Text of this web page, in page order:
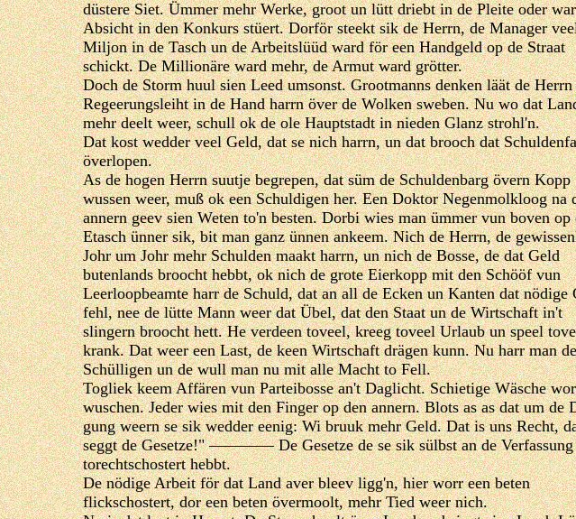
düstere Siet. Ümmer mehr Werke, groot un lütt driebt in de Pleite oder
Absicht in den Konkurs stüert. Dorför steekt sik de Herrn, de Manager
Miljon in de Tasch un de Arbeitslüüd ward för een Handgeld op de Straat
schickt. De Millionäre ward mehr, de Armut ward grötter.
Doch de Storm huul sien Leed umsonst. Grootmanns denken läät de Herrn
Regeerungsleiht in de Hand harrn över de Wolken sweben. Nu wo dat
mehr deelt weer, schull ok de ole Hauptstadt in nieden Glanz strohl'n.
Dat kost wedder veel Geld, dat se nich harrn, un dat brooch dat
överlopen.
As de hogen Herrn suutje begrepen, dat süm de Schuldenbarg övern Kopp
wussen weer, muß ok een Schuldigen her. Een Doktor Negenmolkloog na
annern geev sien Weten to'n besten. Dorbi wies man ümmer vun boven op
Etasch ünner sik, bit man ganz ünnen ankeem. Nich de Herrn, de
Johr um Johr mehr Schulden maakt harrn, un nich de Bosse, de dat Geld
butenlands broocht hebbt, ok nich de grote Eierkopp mit den Schööf vun
Leerloopbeamte harr de Schuld, dat an all de Ecken un Kanten dat nödige
fehl, nee de lütte Mann weer dat Übel, dat den Staat un de Wirtschaft in't
slingern broocht hett. He verdeen toveel, kreeg toveel Urlaub un speel
krank. Dat weer een Last, de keen Wirtschaft drägen kunn. Nu harr man
Schülligen un de wull man nu mit alle Macht to Fell.
Togliek keem Affären vun Parteibosse an't Daglicht. Schietige Wäsche
wuschen. Jeder wies mit den Finger op den annern. Blots as as dat um de
gung weern se sik wedder eenig: Wi bruuk mehr Geld. Dat is uns Recht,
seggt de Gesetze!" ———— De Gesetze de se sik sülbst an de
torechtschostert hebbt.
De nödige Arbeit för dat Land aver bleev ligg'n, hier worr een beten
flickschostert, dor een beten övermoolt, mehr Tied weer nich.